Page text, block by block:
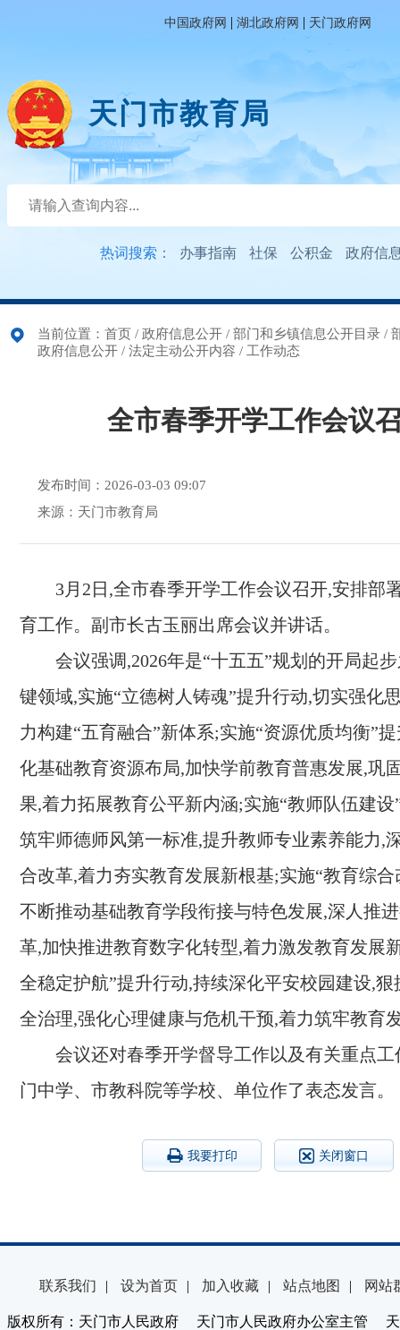
中国政府网 | 湖北政府网 | 天门政府网
天门市教育局
热词搜索： 办事指南 社保 公积金 政府信
当前位置： 首页 / 政府信息公开 / 部门和乡镇信息公开目录 /
政府信息公开 / 法定主动公开内容 / 工作动态
全市春季开学工作会议
发布时间：2026-03-03 09:07
来源：天门市教育局
3月2日,全市春季开学工作会议召开,安排部
育工作。副市长古玉丽出席会议并讲话。
会议强调,2026年是“十五五”规划的开局起
键领域,实施“立德树人铸魂”提升行动,切实强化
力构建“五育融合”新体系;实施“资源优质均衡”
化基础教育资源布局,加快学前教育普惠发展,巩
果,着力拓展教育公平新内涵;实施“教师队伍建设
筑牢师德师风第一标准,提升教师专业素养能力,
合改革,着力夯实教育发展新根基;实施“教育综合
不断推动基础教育学段衔接与特色发展,深人推
革,加快推进教育数字化转型,着力激发教育发展
全稳定护航”提升行动,持续深化平安校园建设,
全治理,强化心理健康与危机干预,着力筑牢教育
会议还对春季开学督导工作以及有关重点
门中学、市教科院等学校、单位作了表态发言。
我要打印 关闭窗口
联系我们 | 设为首页 | 加入收藏 | 站点地图 | 网站
版权所有：天门市人民政府 天门市人民政府办公室主管 天